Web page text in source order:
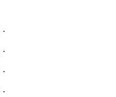
·
·
·
·